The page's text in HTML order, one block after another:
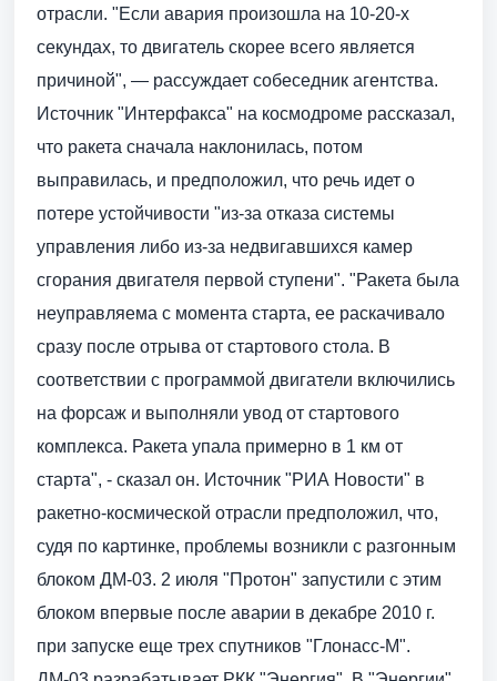
отрасли. "Если авария произошла на 10-20-х
секундах, то двигатель скорее всего является
причиной", — рассуждает собеседник агентства.
Источник "Интерфакса" на космодроме рассказал,
что ракета сначала наклонилась, потом
выправилась, и предположил, что речь идет о
потере устойчивости "из-за отказа системы
управления либо из-за недвигавшихся камер
сгорания двигателя первой ступени". "Ракета была
неуправляема с момента старта, ее раскачивало
сразу после отрыва от стартового стола. В
соответствии с программой двигатели включились
на форсаж и выполняли увод от стартового
комплекса. Ракета упала примерно в 1 км от
старта", - сказал он. Источник "РИА Новости" в
ракетно-космической отрасли предположил, что,
судя по картинке, проблемы возникли с разгонным
блоком ДМ-03. 2 июля "Протон" запустили с этим
блоком впервые после аварии в декабре 2010 г.
при запуске еще трех спутников "Глонасс-М".